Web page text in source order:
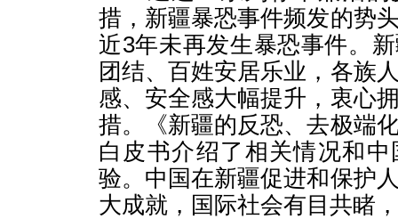
措，新疆暴恐事件频发的势
近3年未再发生暴恐事件。
团结、百姓安居乐业，各族
感、安全感大幅提升，衷心
措。《新疆的反恐、去极端
白皮书介绍了相关情况和
验。中国在新疆促进和保护
大成就，国际社会有目共睹